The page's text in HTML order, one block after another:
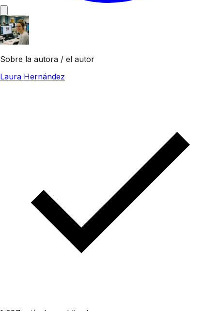
Sobre la autora / el autor
Laura Hernández